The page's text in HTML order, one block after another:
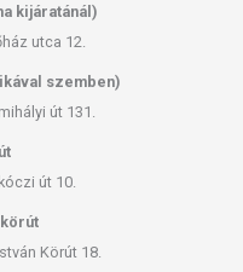
kijáratánál)
utca 12.
szemben)
út 131.
út 10.
Körút 18.